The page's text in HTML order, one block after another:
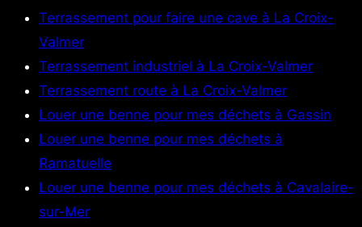
Terrassement pour faire une cave à La Croix-
Valmer
Terrassement industriel à La Croix-Valmer
Terrassement route à La Croix-Valmer
Louer une benne pour mes déchets à Gassin
Louer une benne pour mes déchets à
Ramatuelle
Louer une benne pour mes déchets à Cavalaire-
sur-Mer